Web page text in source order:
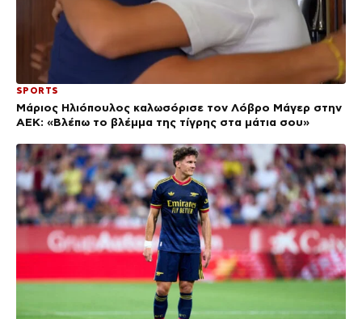
SPORTS
Μάριος Ηλιόπουλος καλωσόρισε τον Λόβρο Μάγερ στην
ΑΕΚ: «Βλέπω το βλέμμα της τίγρης στα μάτια σου»